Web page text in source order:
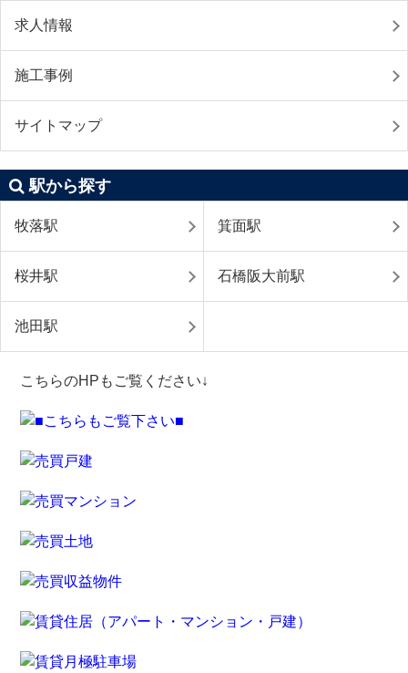
求人情報
施工事例
サイトマップ
駅から探す
牧落駅 箕面駅
桜井駅 石橋阪大前駅
池田駅
こちらのHPもご覧ください↓